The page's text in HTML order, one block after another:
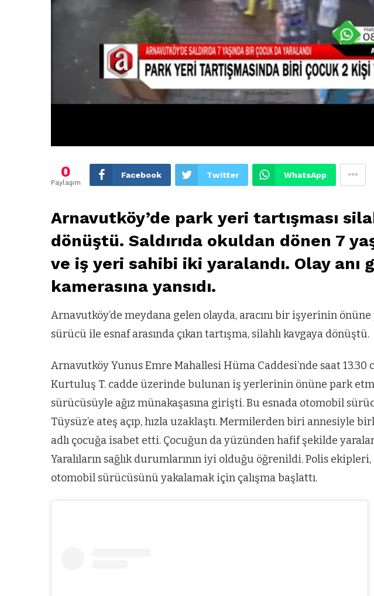
0
Paylaşım
Facebook Twitter WhatsApp
Arnavutköy’de park yeri tartışması
dönüştü. Saldırıda okuldan dönen 7
ve iş yeri sahibi iki yaralandı. Olay anı
kamerasına yansıdı.
Arnavutköy’de meydana gelen olayda, aracını bir işyerinin
sürücü ile esnaf arasında çıkan tartışma, silahlı kavgaya dönüştü.
Arnavutköy Yunus Emre Mahallesi Hüma Caddesi’nde saat 13.30
Kurtuluş T. cadde üzerinde bulunan iş yerlerinin önüne park
sürücüsüyle ağız münakaşasına girişti. Bu esnada otomobil
Tüysüz’e ateş açıp, hızla uzaklaştı. Mermilerden biri annesiyle
adlı çocuğa isabet etti. Çocuğun da yüzünden hafif şekilde
Yaralıların sağlık durumlarının iyi olduğu öğrenildi. Polis ekipleri,
otomobil sürücüsünü yakalamak için çalışma başlattı.